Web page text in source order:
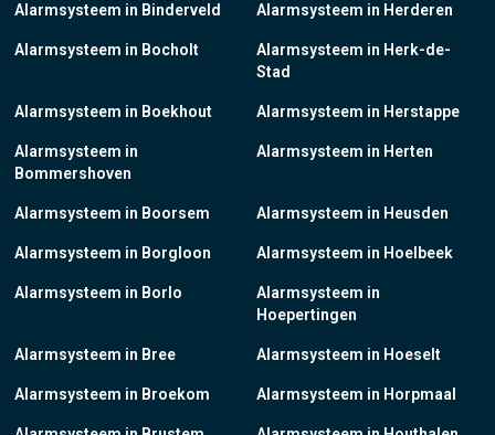
Alarmsysteem in Binderveld
Alarmsysteem in Bocholt
Alarmsysteem in Boekhout
Alarmsysteem in
Bommershoven
Alarmsysteem in Boorsem
Alarmsysteem in Borgloon
Alarmsysteem in Borlo
Alarmsysteem in Bree
Alarmsysteem in Broekom
Alarmsysteem in Herderen
Alarmsysteem in Herk-de-
Stad
Alarmsysteem in Herstappe
Alarmsysteem in Herten
Alarmsysteem in Heusden
Alarmsysteem in Hoelbeek
Alarmsysteem in
Hoepertingen
Alarmsysteem in Hoeselt
Alarmsysteem in Horpmaal